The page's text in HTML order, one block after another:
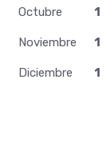
Octubre 1
Noviembre 1
Diciembre 1